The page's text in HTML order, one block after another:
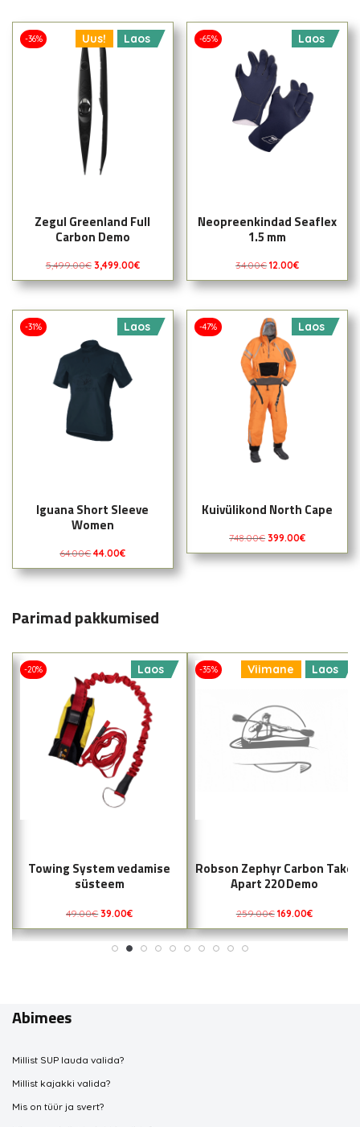
-36% Uus! Laos
Zegul Greenland Full
Carbon Demo
5,499.00€ 3,499.00€
-65% Laos
Neopreenkindad Seaflex
1.5 mm
34.00€ 12.00€
-31% Laos
Iguana Short Sleeve
Women
64.00€ 44.00€
-47% Laos
Kuivülikond North Cape
748.00€ 399.00€
Parimad pakkumised
-20% Laos
Towing System vedamise
süsteem
49.00€ 39.00€
-35% Viimane Laos
Robson Zephyr Carbon Take
Apart 220 Demo
259.00€ 169.00€
Abimees
Millist SUP lauda valida?
Millist kajakki valida?
Mis on tüür ja svert?